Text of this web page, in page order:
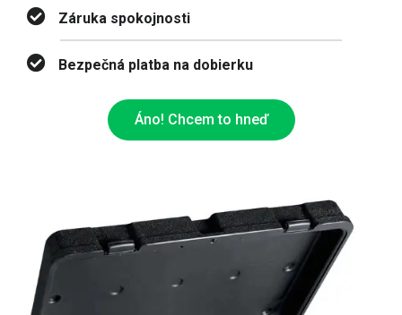
Záruka spokojnosti
Bezpečná platba na dobierku
Áno! Chcem to hneď